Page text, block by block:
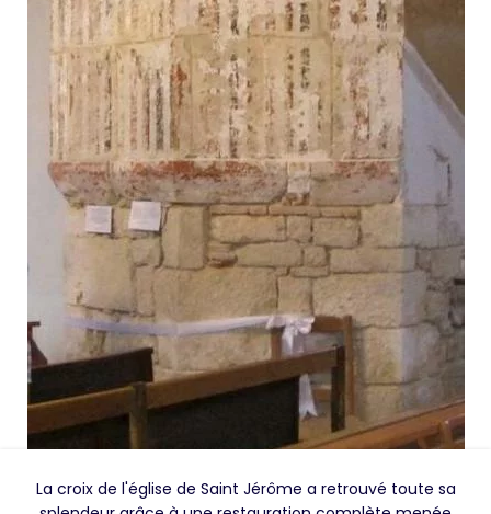
La croix de l'église de Saint Jérôme a retrouvé toute sa